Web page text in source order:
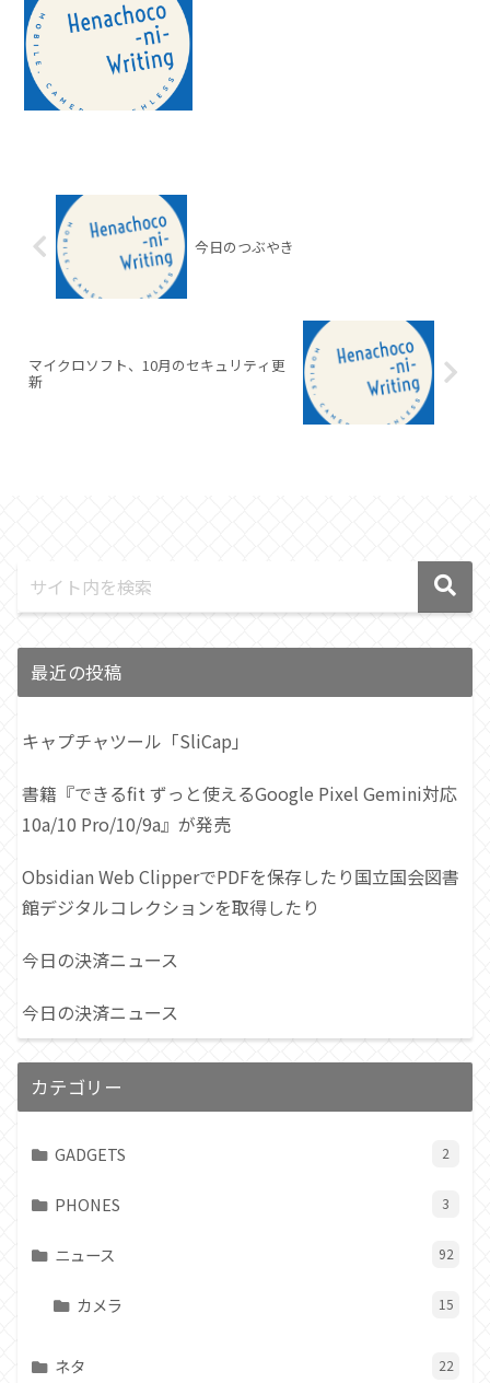
今日のつぶやき
マイクロソフト、10月のセキュリティ更
新
最近の投稿
キャプチャツール「SliCap」
書籍『できるfit ずっと使えるGoogle Pixel Gemini対応
10a/10 Pro/10/9a』が発売
Obsidian Web ClipperでPDFを保存したり国立国会図書
館デジタルコレクションを取得したり
今日の決済ニュース
今日の決済ニュース
カテゴリー
GADGETS 2
PHONES 3
ニュース 92
カメラ 15
ネタ 22